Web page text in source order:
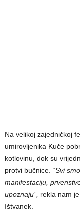
Na velikoj zajedničkoj
umirovljenika Kuče
kotlovinu, dok su
protvi bučnice. “Svi
manifestaciju,
upoznaju”, rekla nam
Ištvanek.